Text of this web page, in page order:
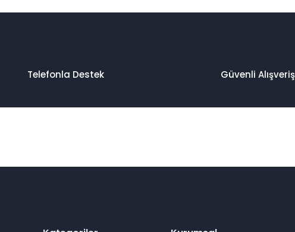
Telefonla Destek Güvenli Alışveriş